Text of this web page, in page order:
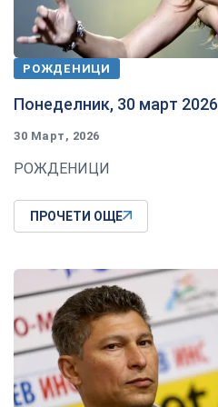
РОЖДЕНИЦИ
Понеделник, 30 март 2026
30 Март, 2026
РОЖДЕНИЦИ
ПРОЧЕТИ ОЩЕ